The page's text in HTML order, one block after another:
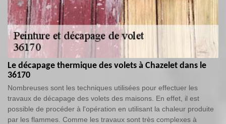
Le décapage thermique des volets à Chazelet dans le
36170
Nombreuses sont les techniques utilisées pour effectuer les
travaux de décapage des volets des maisons. En effet, il est
possible de procéder à l'opération en utilisant la chaleur produite
par les flammes. Comme les travaux sont très complexes à